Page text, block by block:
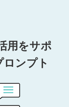
用をサポ
ンプト